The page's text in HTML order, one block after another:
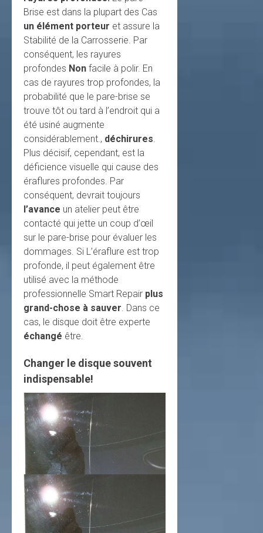
Brise est dans la plupart des Cas
un élément porteur et assure la
Stabilité de la Carrosserie. Par
conséquent, les rayures
profondes Non facile à polir. En
cas de rayures trop profondes, la
probabilité que le pare-brise se
trouve tôt ou tard à l’endroit qui a
été usiné augmente
considérablement., déchirures.
Plus décisif, cependant, est la
déficience visuelle qui cause des
éraflures profondes. Par
conséquent, devrait toujours
l’avance un atelier peut être
contacté qui jette un coup d’œil
sur le pare-brise pour évaluer les
dommages. Si L’éraflure est trop
profonde, il peut également être
utilisé avec la méthode
professionnelle Smart Repair plus
grand-chose à sauver. Dans ce
cas, le disque doit être experte
échangé être.
Changer le disque souvent
indispensable!